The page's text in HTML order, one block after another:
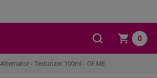
0
Alternator - Texturizer 100ml - OF.ME